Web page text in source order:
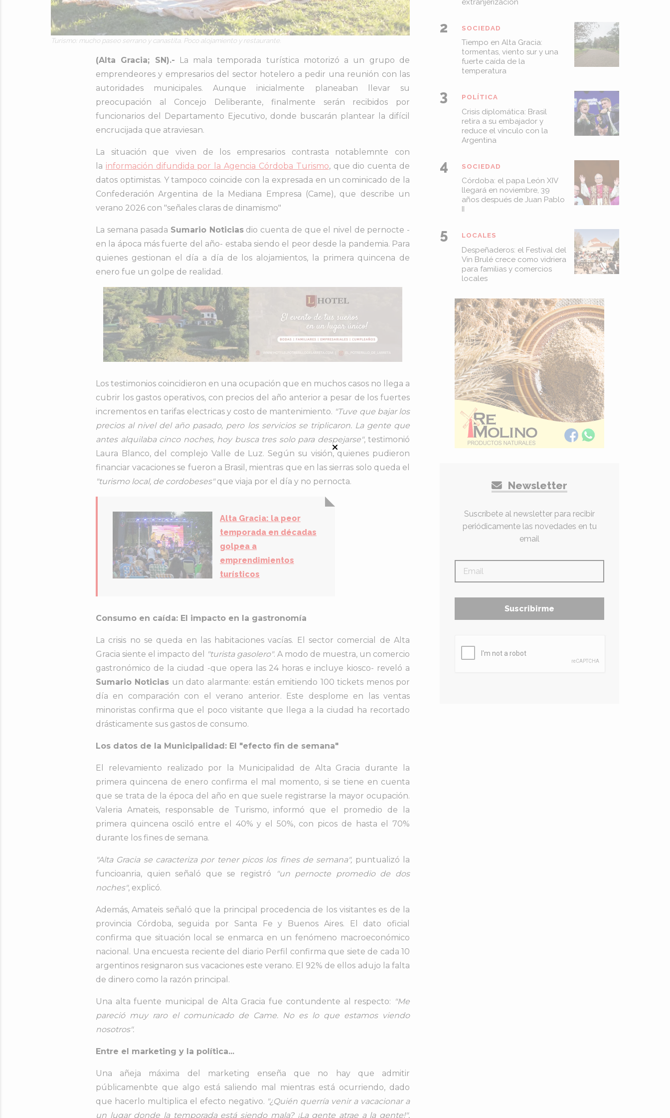
Turismo: mucho paseo serrano y canastita. Poco alojamiento y restaurante.
(Alta Gracia; SN).- La mala temporada turística motorizó a un grupo de
emprendeores y empresarios del sector hotelero a pedir una reunión con las
autoridades municipales. Aunque inicialmente planeaban llevar su
preocupación al Concejo Deliberante, finalmente serán recibidos por
funcionarios del Departamento Ejecutivo, donde buscarán plantear la difícil
encrucijada que atraviesan.
La situación que viven de los empresarios contrasta notablemnte con
la información difundida por la Agencia Córdoba Turismo, que dio cuenta de
datos optimistas. Y tampoco coincide con la expresada en un cominicado de la
Confederación Argentina de la Mediana Empresa (Came), que describe un
verano 2026 con "señales claras de dinamismo"
La semana pasada Sumario Noticiasdio cuenta de que el nivel de pernocte -
en la ápoca más fuerte del año- estaba siendo el peor desde la pandemia. Para
quienes gestionan el día a día de los alojamientos, la primera quincena de
enero fue un golpe de realidad.
Los testimonios coincidieron en una ocupación que en muchos casos no llega a
cubrir los gastos operativos, con precios del año anterior a pesar de los fuertes
incrementos en tarifas electricas y costo de mantenimiento. "Tuve que bajar los
precios al nivel del año pasado, pero los servicios se triplicaron. La gente que
antes alquilaba cinco noches, hoy busca tres solo para despejarse", testimonió
Laura Blanco, del complejo Valle de Luz. Según su visión, quienes pudieron
financiar vacaciones se fueron a Brasil, mientras que en las sierras solo queda el
"turismo local, de cordobeses"que viaja por el día y no pernocta.
Alta Gracia: la peor
temporada en décadas
golpea a
emprendimientos
turísticos
Consumo en caída: El impacto en la gastronomía
La crisis no se queda en las habitaciones vacías. El sector comercial de Alta
Gracia siente el impacto del
"turista gasolero". A modo de muestra, un comercio
gastronómico de la ciudad -que opera las 24 horas e incluye kiosco- reveló a
Sumario Noticias un dato alarmante: están emitiendo 100 tickets menos por
día en comparación con el verano anterior. Este desplome en las ventas
minoristas confirma que el poco visitante que llega a la ciudad ha recortado
drásticamente sus gastos de consumo.
Los datos de la Municipalidad: El "efecto fin de semana"
El relevamiento realizado por la Municipalidad de Alta Gracia durante la
primera quincena de enero confirma el mal momento, si se tiene en cuenta
que se trata de la época del año en que suele registrarse la mayor ocupación.
Valeria Amateis, responsable de Turismo, informó que el promedio de la
primera quincena osciló entre el 40% y el 50%, con picos de hasta el 70%
durante los fines de semana.
"Alta Gracia se caracteriza por tener picos los fines de semana", puntualizó la
funcioanria, quien señaló que se registró
"un pernocte promedio de dos
noches", explicó.
Además, Amateis señaló que la principal procedencia de los visitantes es de la
provincia Córdoba, seguida por Santa Fe y Buenos Aires. El dato oficial
confirma que situación local se enmarca en un fenómeno macroeconómico
nacional. Una encuesta reciente del diario Perfil confirma que siete de cada 10
argentinos resignaron sus vacaciones este verano. El 92% de ellos adujo la falta
de dinero como la razón principal.
Una alta fuente municipal de Alta Gracia fue contundente al respecto: "Me
pareció muy raro el comunicado de Came. No es lo que estamos viendo
nosotros".
Entre el marketing y la política...
Una añeja máxima del marketing enseña que no hay que admitir
públicamenbte que algo está saliendo mal mientras está ocurriendo, dado
que hacerlo multiplica el efecto negativo. "¿Quién querría venir a vacacionar a
un lugar donde la temporada está siendo mala? ¡La gente atrae a la gente!",
Tiempo en Alta Gracia:
tormentas, viento sur y una
fuerte caída de la
temperatura
SOCIEDAD
Crisis diplomática: Brasil
retira a su embajador y
reduce el vínculo con la
Argentina
POLÍTICA
Córdoba: el papa León XIV
llegará en noviembre, 39
años después de Juan Pablo
II
SOCIEDAD
Despeñaderos: el Festival del
Vin Brulé crece como vidriera
para familias y comercios
locales
LOCALES
Newsletter
Suscríbete al newsletter para recibir
periódicamente las novedades en tu
email
Suscribirme